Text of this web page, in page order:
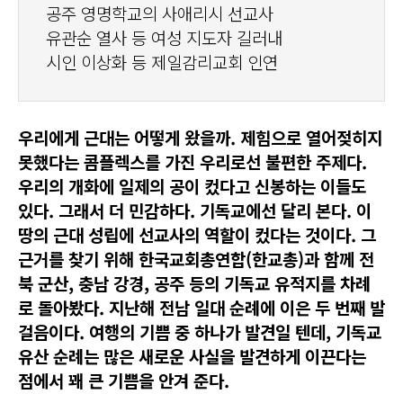
공주 영명학교의 사애리시 선교사
유관순 열사 등 여성 지도자 길러내
시인 이상화 등 제일감리교회 인연
우리에게 근대는 어떻게 왔을까. 제힘으로 열어젖히지
못했다는 콤플렉스를 가진 우리로선 불편한 주제다.
우리의 개화에 일제의 공이 컸다고 신봉하는 이들도
있다. 그래서 더 민감하다. 기독교에선 달리 본다. 이
땅의 근대 성립에 선교사의 역할이 컸다는 것이다. 그
근거를 찾기 위해 한국교회총연합(한교총)과 함께 전
북 군산, 충남 강경, 공주 등의 기독교 유적지를 차례
로 돌아봤다. 지난해 전남 일대 순례에 이은 두 번째 발
걸음이다. 여행의 기쁨 중 하나가 발견일 텐데, 기독교
유산 순례는 많은 새로운 사실을 발견하게 이끈다는
점에서 꽤 큰 기쁨을 안겨 준다.